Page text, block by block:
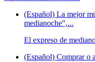
(Español) La mejor
medianoche",...
El expreso de
(Español) Comprar o